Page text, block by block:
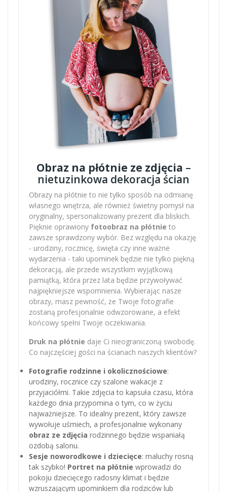
Obraz na płótnie ze zdjęcia –
nietuzinkowa dekoracja ścian
Obrazy na płótnie to nie tylko sposób na odmianę
własnego wnętrza, ale również świetny pomysł na
oryginalny, spersonalizowany prezent dla bliskich.
Pięknie oprawiony fotoobraz na płótnie to
zawsze sprawdzony wybór. Bez względu na okazję
- urodziny, rocznicę, święta czy inne ważne
wydarzenia - taki upominek będzie nie tylko piękną
dekoracją, ale przede wszystkim wyjątkową
pamiątką, która przez lata będzie przywoływać
najpiękniejsze wspomnienia. Wybierając nasze
obrazy, masz pewność, że Twoje fotografie
zostaną profesjonalnie odwzorowane, a efekt
końcowy spełni Twoje oczekiwania.
Druk na płótnie daje Ci nieograniczoną swobodę.
Co najczęściej gości na ścianach naszych klientów?
Fotografie rodzinne i okolicznościowe:
urodziny, rocznice czy szalone wakacje z
przyjaciółmi. Takie zdjęcia to kapsuła czasu, która
każdego dnia przypomina o tym, co w życiu
najważniejsze. To idealny prezent, który zawsze
wywołuje uśmiech, a profesjonalnie wykonany
obraz ze zdjęcia rodzinnego będzie wspaniałą
ozdobą salonu.
Sesje noworodkowe i dziecięce: maluchy rosną
tak szybko! Portret na płótnie wprowadzi do
pokoju dziecięcego radosny klimat i będzie
wzruszającym upominkiem dla rodziców lub